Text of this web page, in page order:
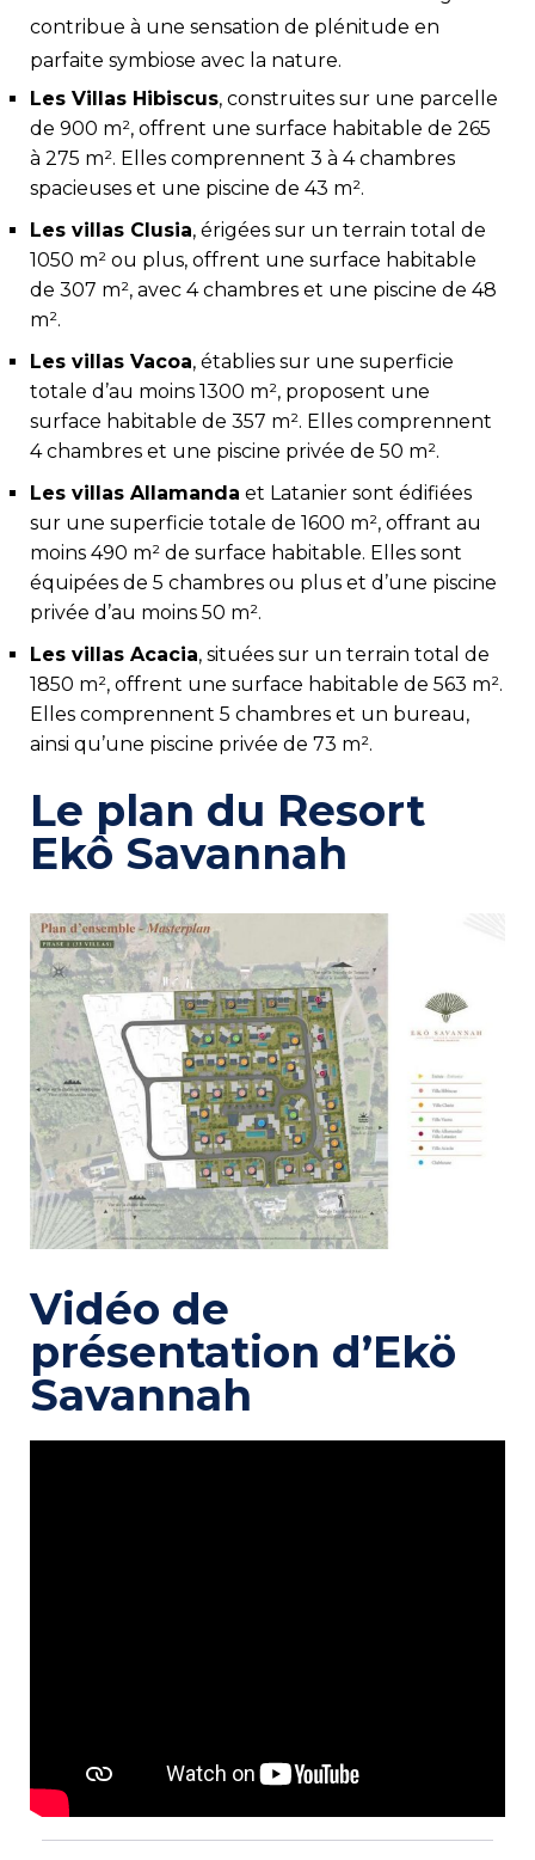
contribue à une sensation de plénitude en
parfaite symbiose avec la nature.
Les Villas Hibiscus, construites sur une parcelle
de 900 m², offrent une surface habitable de 265
à 275 m². Elles comprennent 3 à 4 chambres
spacieuses et une piscine de 43 m².
Les villas Clusia, érigées sur un terrain total de
1050 m² ou plus, offrent une surface habitable
de 307 m², avec 4 chambres et une piscine de 48
m².
Les villas Vacoa, établies sur une superficie
totale d’au moins 1300 m², proposent une
surface habitable de 357 m². Elles comprennent
4 chambres et une piscine privée de 50 m².
Les villas Allamanda et Latanier sont édifiées
sur une superficie totale de 1600 m², offrant au
moins 490 m² de surface habitable. Elles sont
équipées de 5 chambres ou plus et d’une piscine
privée d’au moins 50 m².
Les villas Acacia, situées sur un terrain total de
1850 m², offrent une surface habitable de 563 m².
Elles comprennent 5 chambres et un bureau,
ainsi qu’une piscine privée de 73 m².
Le plan du Resort
Ekô Savannah
Vidéo de
présentation d’Ekö
Savannah